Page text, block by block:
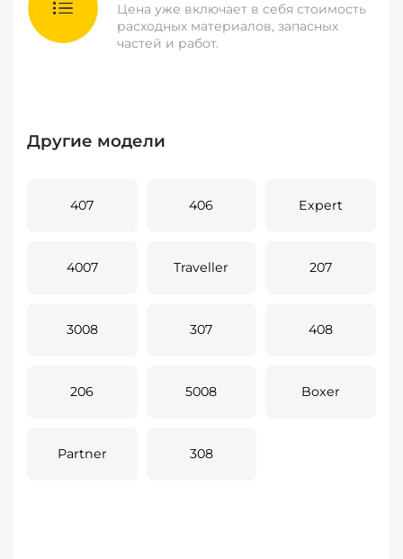
Цена уже включает в себя стоимость
расходных материалов, запасных
частей и работ.
Другие модели
407 406 Expert
4007 Traveller 207
3008 307 408
206 5008 Boxer
Partner 308